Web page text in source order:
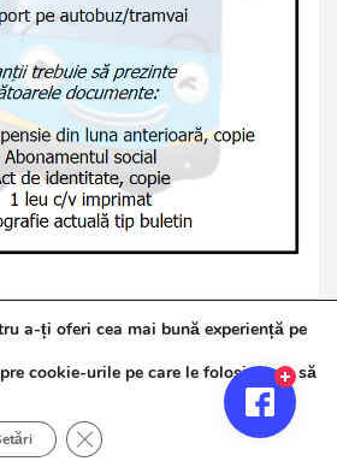
2026Jurnalul de Brăila
Theme Horse
Powered by:WordPress
a-ți oferi cea mai bună experiență pe
cookie-urile pe care le folosim sau să
Close GDPR Cookie Banner